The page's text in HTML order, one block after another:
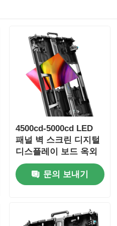
4500cd-5000cd LED
패널 벽 스크린 디지털
디스플레이 보드 옥외
광고용
문의 보내기